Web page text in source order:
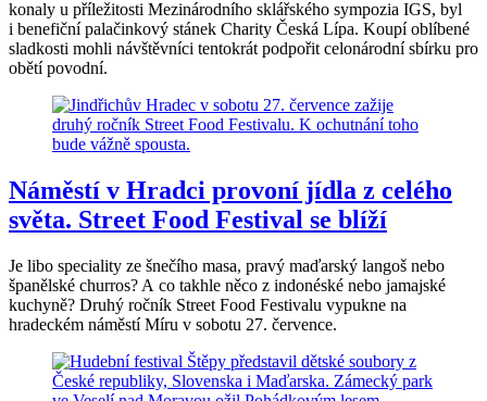
konaly u příležitosti Mezinárodního sklářského sympozia IGS, byl
i benefiční palačinkový stánek Charity Česká Lípa. Koupí oblíbené
sladkosti mohli návštěvníci tentokrát podpořit celonárodní sbírku pro
obětí povodní.
Náměstí v Hradci provoní jídla z celého
světa. Street Food Festival se blíží
Je libo speciality ze šnečího masa, pravý maďarský langoš nebo
španělské churros? A co takhle něco z indonéské nebo jamajské
kuchyně? Druhý ročník Street Food Festivalu vypukne na
hradeckém náměstí Míru v sobotu 27. července.